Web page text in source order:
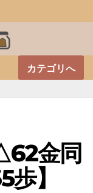
カテゴリへ
金同
】